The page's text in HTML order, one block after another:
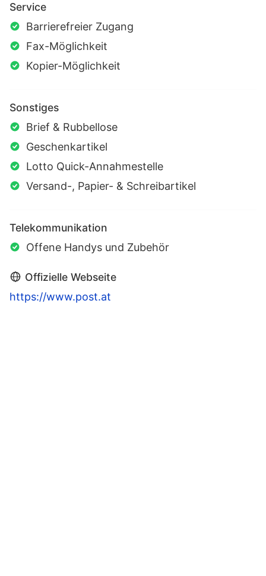
Service
Barrierefreier Zugang
Fax-Möglichkeit
Kopier-Möglichkeit
Sonstiges
Brief & Rubbellose
Geschenkartikel
Lotto Quick-Annahmestelle
Versand-, Papier- & Schreibartikel
Telekommunikation
Offene Handys und Zubehör
Offizielle Webseite
https://www.post.at